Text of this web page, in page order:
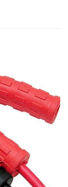
該常備的汽車用